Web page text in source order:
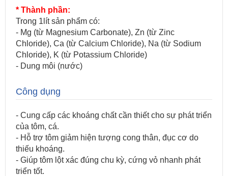
* Thành phần:
Trong 1lít sản phẩm có:
- Mg (từ Magnesium Carbonate), Zn (từ Zinc
Chloride), Ca (từ Calcium Chloride), Na (từ Sodium
Chloride), K (từ Potassium Chloride)
- Dung môi (nước)
Công dụng
- Cung cấp các khoáng chất cần thiết cho sự phát triển
của tôm, cá.
- Hỗ trợ tôm giảm hiện tượng cong thân, đục cơ do
thiếu khoáng.
- Giúp tôm lột xác đúng chu kỳ, cứng vỏ nhanh phát
triển tốt.